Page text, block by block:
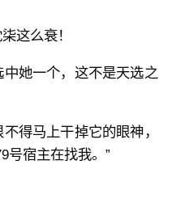
这么衰！
她一个，这不是天选之
得马上干掉它的眼神，
号宿主在找我。”